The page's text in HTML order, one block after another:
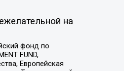
на
фонд по
FUND,
Европейская